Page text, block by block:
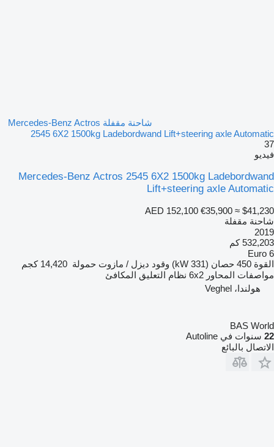
شاحنة مقفلة Mercedes-Benz Actros
2545 6X2 1500kg Ladebordwand Lift+steering axle Automatic
37
فيديو
Mercedes-Benz Actros 2545 6X2 1500kg Ladebordwand
Lift+steering axle Automatic
AED 152,100 €35,900 ≈ $41,230
شاحنة مقفلة
2019
532,203 كم
Euro 6
القوة 450 حصان (331 kW) وقود ديزل / مازوت حمولة 14,420 كجم
مواصفات المحاور 6x2 نظام التعليق المكافئ
هولندا، Veghel
BAS World
22 سنوات في Autoline
الاتصال بالبائع